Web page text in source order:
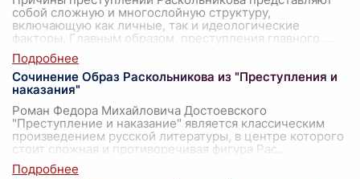
собой сложную и многослойную структуру,
включающую как личные, так и идеологические
факторы. Главным образом, преступления главного
Сочинение Образ Раскольникова из "Преступления и
наказания"
Роман Федора Михайловича Достоевского
"Преступление и наказание" является классическим
произведением русской литературы, в центре которого
стоит сложная и противоречивая фигура Рас